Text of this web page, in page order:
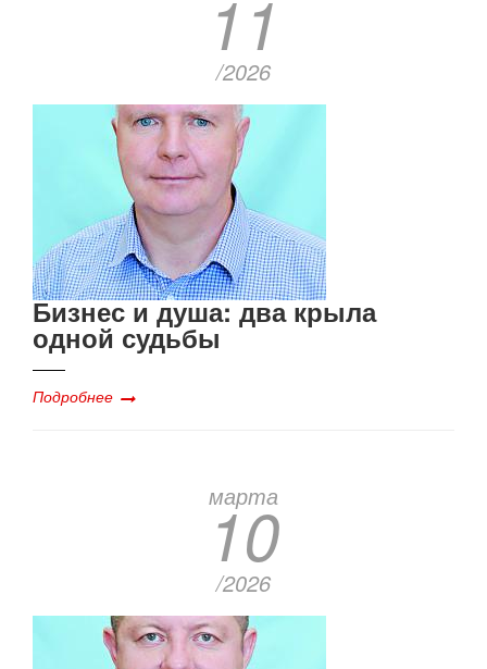
11
/2026
Бизнес и душа: два крыла
одной судьбы
Подробнее
марта
10
/2026